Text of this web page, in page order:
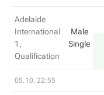
Adelaide
International
1,
Qualification
Male
Single
05.10, 22:55